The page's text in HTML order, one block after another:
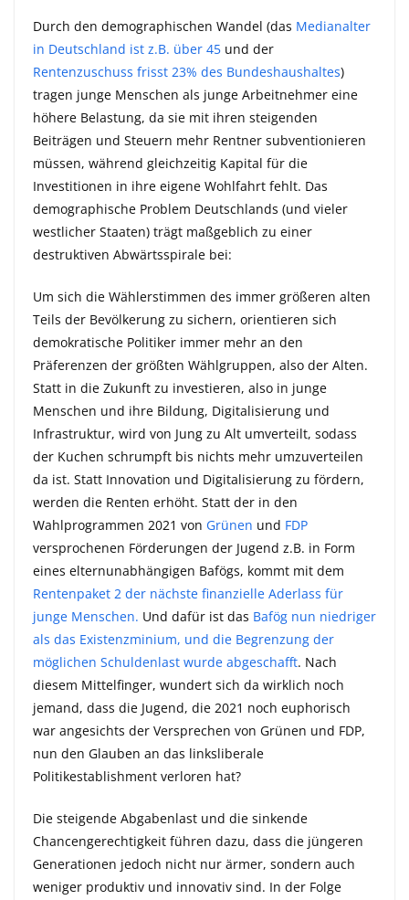
Durch den demographischen Wandel (das Medianalter
in Deutschland ist z.B. über 45 und der
Rentenzuschuss frisst 23% des Bundeshaushaltes)
tragen junge Menschen als junge Arbeitnehmer eine
höhere Belastung, da sie mit ihren steigenden
Beiträgen und Steuern mehr Rentner subventionieren
müssen, während gleichzeitig Kapital für die
Investitionen in ihre eigene Wohlfahrt fehlt. Das
demographische Problem Deutschlands (und vieler
westlicher Staaten) trägt maßgeblich zu einer
destruktiven Abwärtsspirale bei:
Um sich die Wählerstimmen des immer größeren alten
Teils der Bevölkerung zu sichern, orientieren sich
demokratische Politiker immer mehr an den
Präferenzen der größten Wählgruppen, also der Alten.
Statt in die Zukunft zu investieren, also in junge
Menschen und ihre Bildung, Digitalisierung und
Infrastruktur, wird von Jung zu Alt umverteilt, sodass
der Kuchen schrumpft bis nichts mehr umzuverteilen
da ist. Statt Innovation und Digitalisierung zu fördern,
werden die Renten erhöht. Statt der in den
Wahlprogrammen 2021 von Grünen und FDP
versprochenen Förderungen der Jugend z.B. in Form
eines elternunabhängigen Bafögs, kommt mit dem
Rentenpaket 2 der nächste finanzielle Aderlass für
junge Menschen. Und dafür ist das Bafög nun niedriger
als das Existenzminium, und die Begrenzung der
möglichen Schuldenlast wurde abgeschafft. Nach
diesem Mittelfinger, wundert sich da wirklich noch
jemand, dass die Jugend, die 2021 noch euphorisch
war angesichts der Versprechen von Grünen und FDP,
nun den Glauben an das linksliberale
Politikestablishment verloren hat?
Die steigende Abgabenlast und die sinkende
Chancengerechtigkeit führen dazu, dass die jüngeren
Generationen jedoch nicht nur ärmer, sondern auch
weniger produktiv und innovativ sind. In der Folge